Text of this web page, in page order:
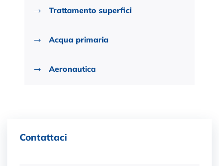
Trattamento superfici
Acqua primaria
Aeronautica
Contattaci